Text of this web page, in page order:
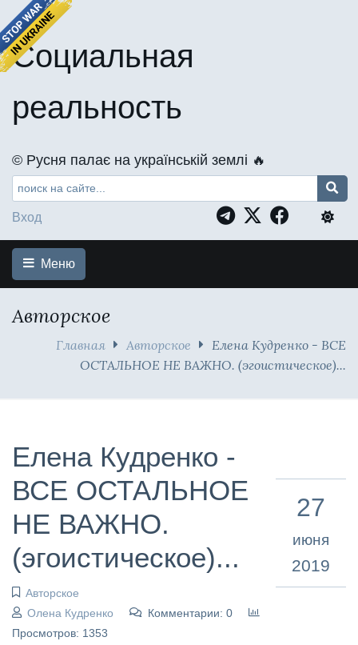
Социальная
реальность
©️ Русня палає на українській землі 🔥
Вход
Меню
Авторское
Главная Авторское
Елена Кудренко - ВСЕ
ОСТАЛЬНОЕ НЕ ВАЖНО. (эгоистическое)...
Елена Кудренко -
ВСЕ ОСТАЛЬНОЕ
НЕ ВАЖНО.
(эгоистическое)...
Авторское
Олена Кудренко
Комментарии: 0
Просмотров: 1353
27
июня
2019